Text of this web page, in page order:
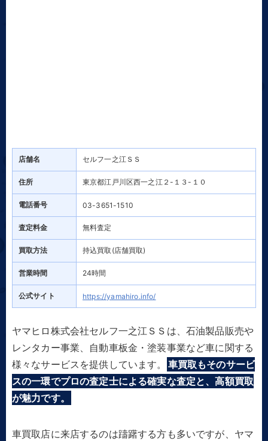
店舗名 セルフ一之江ＳＳ
住所 東京都江戸川区西一之江２-１３-１０
電話番号 03-3651-1510
査定料金 無料査定
買取方法 持込買取(店舗買取)
営業時間 24時間
公式サイト https://yamahiro.info/
ヤマヒロ株式会社セルフ一之江ＳＳは、石油製品販売や
レンタカー事業、自動車板金・塗装事業など車に関する
様々なサービスを提供しています。
車買取もそのサービ
スの一環でプロの査定士による確実な査定と、高額買取
が魅力です。
車買取店に来店するのは躊躇する方も多いですが、ヤマ